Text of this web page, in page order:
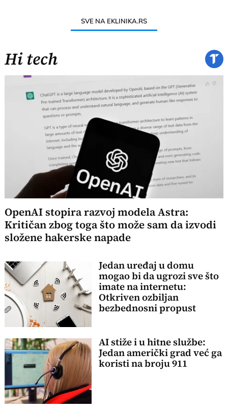
SVE NA EKLINIKA.RS
Hi tech
OpenAI stopira razvoj modela Astra:
Kritičan zbog toga što može sam da izvodi
složene hakerske napade
Jedan uređaj u domu
mogao bi da ugrozi sve što
imate na internetu:
Otkriven ozbiljan
bezbednosni propust
AI stiže i u hitne službe:
Jedan američki grad već ga
koristi na broju 911